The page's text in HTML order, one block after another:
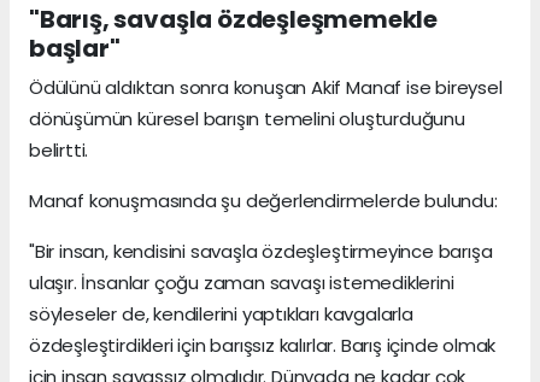
"Barış, savaşla özdeşleşmemekle
başlar"
Ödülünü aldıktan sonra konuşan Akif Manaf ise bireysel
dönüşümün küresel barışın temelini oluşturduğunu
belirtti.
Manaf konuşmasında şu değerlendirmelerde bulundu:
"Bir insan, kendisini savaşla özdeşleştirmeyince barışa
ulaşır. İnsanlar çoğu zaman savaşı istemediklerini
söyleseler de, kendilerini yaptıkları kavgalarla
özdeşleştirdikleri için barışsız kalırlar. Barış içinde olmak
için insan savaşsız olmalıdır. Dünyada ne kadar çok